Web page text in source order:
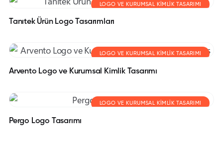
LOGO VE KURUMSAL KIMLIK TASARIMI
Tanıtek Ürün Logo Tasarımları
LOGO VE KURUMSAL KIMLIK TASARIMI
Arvento Logo ve Kurumsal Kimlik Tasarımı
LOGO VE KURUMSAL KIMLIK TASARIMI
Pergo Logo Tasarımı